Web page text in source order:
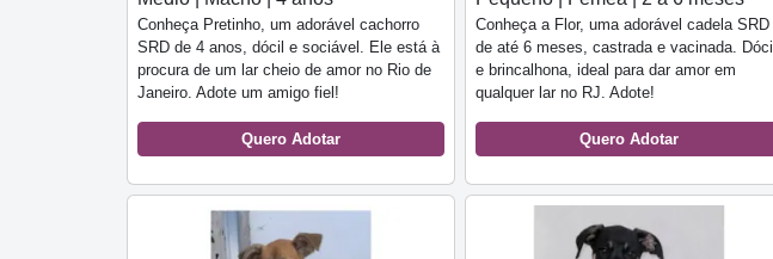
Conheça Pretinho, um adorável cachorro
SRD de 4 anos, dócil e sociável. Ele está à
procura de um lar cheio de amor no Rio de
Janeiro. Adote um amigo fiel!
Quero Adotar
Conheça a Flor, uma adorável cadela SRD
de até 6 meses, castrada e vacinada. Dócil
e brincalhona, ideal para dar amor em
qualquer lar no RJ. Adote!
Quero Adotar